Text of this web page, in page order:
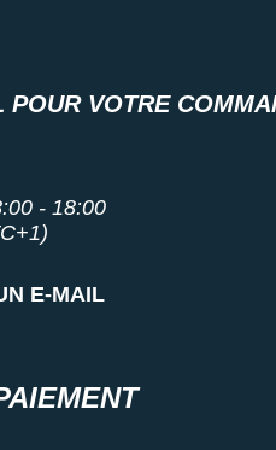
POUR VOTRE
- 18:00
E-MAIL